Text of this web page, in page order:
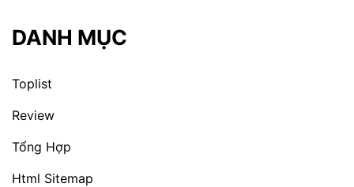
DANH MỤC
Toplist
Review
Tổng Hợp
Html Sitemap